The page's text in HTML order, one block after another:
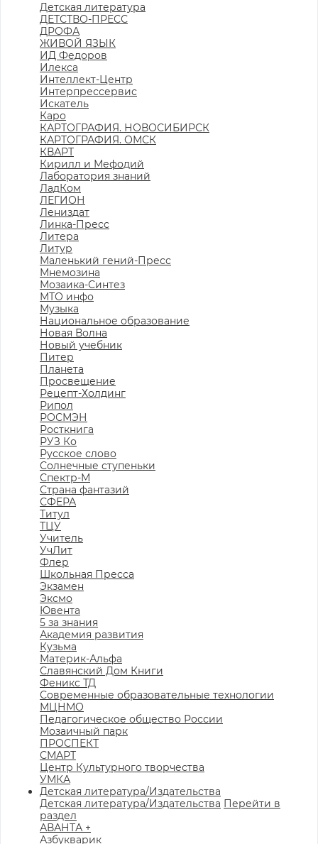
Детская литература
ДЕТСТВО-ПРЕСС
ДРОФА
ЖИВОЙ ЯЗЫК
ИД Федоров
Илекса
Интеллект-Центр
Интерпрессервис
Искатель
Каро
КАРТОГРАФИЯ. НОВОСИБИРСК
КАРТОГРАФИЯ. ОМСК
КВАРТ
Кирилл и Мефодий
Лаборатория знаний
ЛадКом
ЛЕГИОН
Лениздат
Линка-Пресс
Литера
Литур
Маленький гений-Пресс
Мнемозина
Мозаика-Синтез
МТО инфо
Музыка
Национальное образование
Новая Волна
Новый учебник
Питер
Планета
Просвещение
Рецепт-Холдинг
Рипол
РОСМЭН
Росткнига
РУЗ Ко
Русское слово
Солнечные ступеньки
Спектр-М
Страна фантазий
СФЕРА
Титул
ТЦУ
Учитель
УчЛит
Флер
Школьная Пресса
Экзамен
Эксмо
Ювента
5 за знания
Академия развития
Кузьма
Материк-Альфа
Славянский Дом Книги
Феникс ТД
Современные образовательные технологии
МЦНМО
Педагогическое общество России
Мозаичный парк
ПРОСПЕКТ
СМАРТ
Центр Культурного творчества
УМКА
Детская литература/Издательства
Детская литература/Издательства Перейти в
раздел
АВАНТА +
Азбукварик